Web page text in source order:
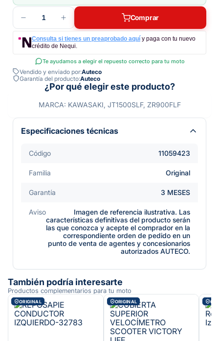
1 Comprar
Consulta si tienes un preaprobado aquí y paga con tu nuevo
crédito de Nequi.
Te ayudamos a elegir el repuesto correcto para tu moto
Vendido y enviado por:Auteco
Garantía del producto:Auteco
¿Por qué elegir este producto?
MARCA: KAWASAKI, JT1500SLF, ZR900FLF
Especificaciones técnicas
Código 11059423
Familia Original
Garantía 3 MESES
Aviso
Imagen de referencia ilustrativa. Las
características definitivas del producto serán
las que conozca y acepte el comprador en la
correspondiente orden de pedido en un
punto de venta de agentes y concesionarios
autorizados AUTECO.
También podría interesarte
Productos complementarios para tu moto
ORIGINAL ORIGINAL